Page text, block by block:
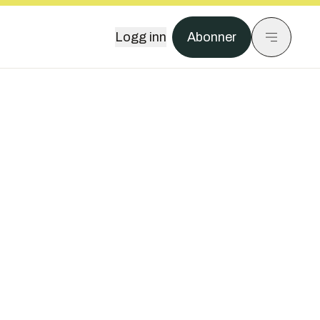
Logg inn Abonner